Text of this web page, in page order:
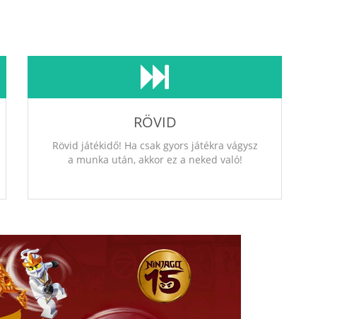
RÖVID
Rövid játékidő! Ha csak gyors játékra vágysz
a munka után, akkor ez a neked való!